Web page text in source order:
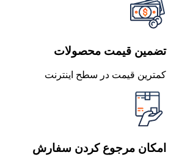
تضمین قیمت محصولات
کمترین قیمت در سطح اینترنت
امکان مرجوع کردن سفارش